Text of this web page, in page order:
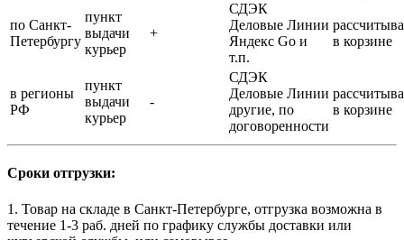
по Санкт-
Петербургу
пункт
выдачи
курьер
+
СДЭК
Деловые Линии
Яндекс Go и
т.п.
в корзине
в регионы
РФ
пункт
выдачи
курьер
-
СДЭК
Деловые Линии
другие, по
договоренности
в корзине
Сроки отгрузки:
1. Товар на складе в Санкт-Петербурге, отгрузка возможна в
течение 1-3 раб. дней по графику службы доставки или